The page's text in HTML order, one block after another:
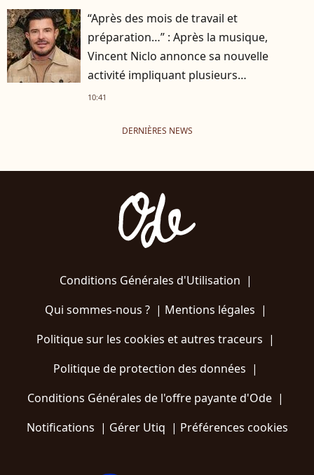
“Après des mois de travail et
préparation…” : Après la musique,
Vincent Niclo annonce sa nouvelle
activité impliquant plusieurs
personnalités
10:41
DERNIÈRES NEWS
Conditions Générales d'Utilisation |
Qui sommes-nous ?| Mentions légales |
Politique sur les cookies et autres traceurs |
Politique de protection des données |
Conditions Générales de l'offre payante d'Ode |
Notifications | Gérer Utiq | Préférences cookies